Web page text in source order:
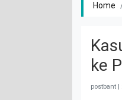
Home
ke
postbant |